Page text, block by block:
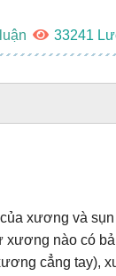
33241
xương và
nào có
cẳng tay),